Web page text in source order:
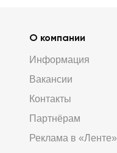
О компании
Информация
Вакансии
Контакты
Партнёрам
Реклама в «Ленте»